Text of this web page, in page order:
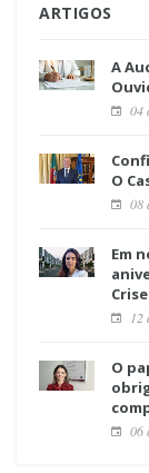
ARTIGOS
A
04
O
08
Em
12
O
06